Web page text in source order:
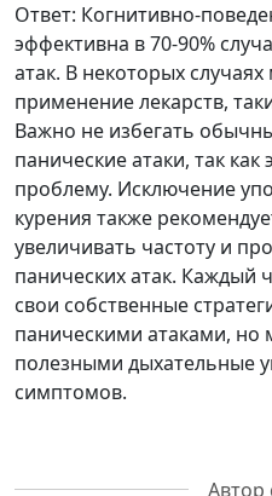
Ответ: Когнитивно-
эффективна в 70-90%
атак. В некоторых
применение лекарств,
Важно не избегать
панические атаки, так как
проблему. Исключение
курения также
увеличивать частоту и
панических атак. Каждый
свои собственные
паническими атаками, но
полезными дыхательные
симптомов.
Автор